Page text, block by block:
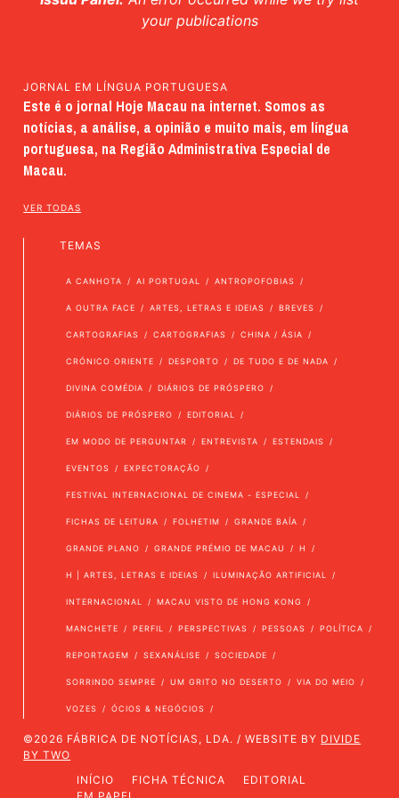
your publications
JORNAL EM LÍNGUA PORTUGUESA
Este é o jornal Hoje Macau na internet. Somos as
notícias, a análise, a opinião e muito mais, em língua
portuguesa, na Região Administrativa Especial de
Macau.
VER TODAS
TEMAS
A CANHOTA AI PORTUGAL ANTROPOFOBIAS
A OUTRA FACE ARTES, LETRAS E IDEIAS BREVES
CARTOGRAFIAS CARTOGRAFIAS CHINA / ÁSIA
CRÓNICO ORIENTE DESPORTO DE TUDO E DE NADA
DIVINA COMÉDIA DIÁRIOS DE PRÓSPERO
DIÁRIOS DE PRÓSPERO EDITORIAL
EM MODO DE PERGUNTAR ENTREVISTA ESTENDAIS
EVENTOS EXPECTORAÇÃO
FESTIVAL INTERNACIONAL DE CINEMA - ESPECIAL
FICHAS DE LEITURA FOLHETIM GRANDE BAÍA
GRANDE PLANO GRANDE PRÉMIO DE MACAU H
H | ARTES, LETRAS E IDEIAS ILUMINAÇÃO ARTIFICIAL
INTERNACIONAL MACAU VISTO DE HONG KONG
MANCHETE PERFIL PERSPECTIVAS PESSOAS POLÍTICA
REPORTAGEM SEXANÁLISE SOCIEDADE
SORRINDO SEMPRE UM GRITO NO DESERTO VIA DO MEIO
VOZES ÓCIOS & NEGÓCIOS
©2026 FÁBRICA DE NOTÍCIAS, LDA. / WEBSITE BY DIVIDE
BY TWO
INÍCIO
FICHA TÉCNICA
EDITORIAL